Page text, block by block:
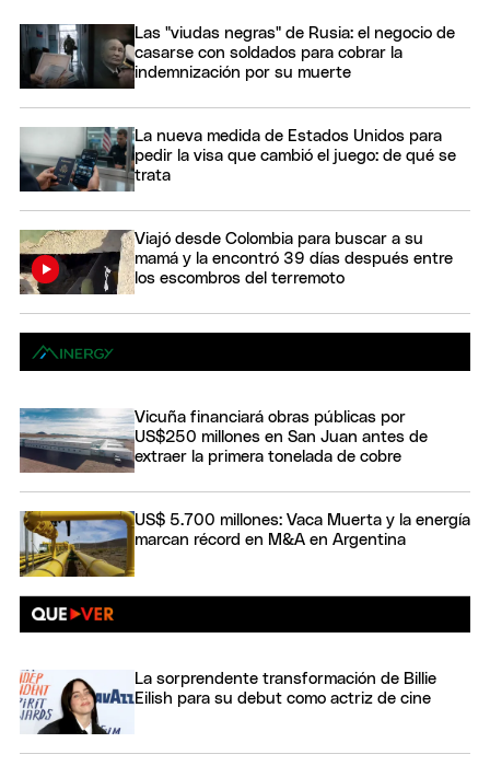
Las "viudas negras" de Rusia: el negocio de
casarse con soldados para cobrar la
indemnización por su muerte
La nueva medida de Estados Unidos para
pedir la visa que cambió el juego: de qué se
trata
Viajó desde Colombia para buscar a su
mamá y la encontró 39 días después entre
los escombros del terremoto
Vicuña financiará obras públicas por
US$250 millones en San Juan antes de
extraer la primera tonelada de cobre
US$ 5.700 millones: Vaca Muerta y la energía
marcan récord en M&A en Argentina
La sorprendente transformación de Billie
Eilish para su debut como actriz de cine